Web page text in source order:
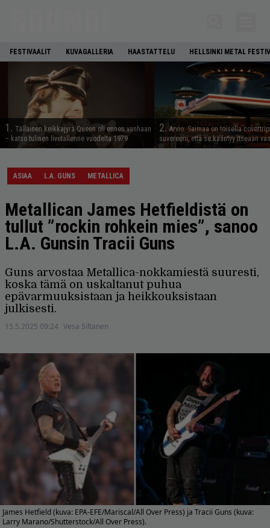
FESTIVAALIT KUVAGALLERIA HAASTATTELU HELLSINKI METAL
1. Tällainen keikkajyrä Queen oli ennen vanhaan
– katso tulinen livetallenne vuodelta 1979
2. Arvio: Saimaa on toisella
suvereeni, että se kääntyy itseään
ASIAA L.A. GUNS METALLICA
Metallican James Hetfieldistä on
tullut ”rockin rohkein mies”, sanoo
L.A. Gunsin Tracii Guns
Guns arvostaa Metallica-nokkamiestä suuresti,
koska tämä on uskaltanut puhua
epävarmuuksistaan ja heikkouksistaan
julkisesti.
15.5.2025 09:24 Vesa Siltanen
James Hetfield (kuva: EPA-EFE/Mariscal/All Over Press) ja Tracii Guns (kuva:
Larry Marano/Shutterstock/All Over Press).